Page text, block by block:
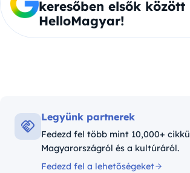
keresőben elsők között
HelloMagyar!
Legyünk partnerek
Fedezd fel több mint 10,000+
Magyarországról és a kultúráról.
Fedezd fel a lehetőségeket